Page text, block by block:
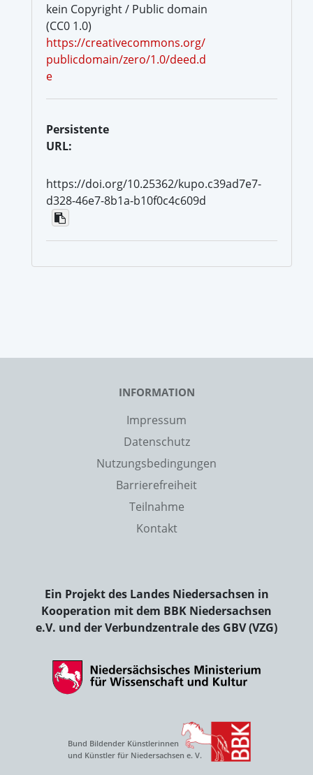
kein Copyright / Public domain
(CC0 1.0)
https://creativecommons.org/
publicdomain/zero/1.0/deed.d
e
Persistente
URL:
https://doi.org/10.25362/kupo.c39ad7e7-
d328-46e7-8b1a-b10f0c4c609d
INFORMATION
Impressum
Datenschutz
Nutzungsbedingungen
Barrierefreiheit
Teilnahme
Kontakt
Ein Projekt des Landes Niedersachsen in
Kooperation mit dem BBK Niedersachsen
e.V. und der Verbundzentrale des GBV (VZG)
Bund Bildender Künstlerinnen
und Künstler für Niedersachsen e. V.